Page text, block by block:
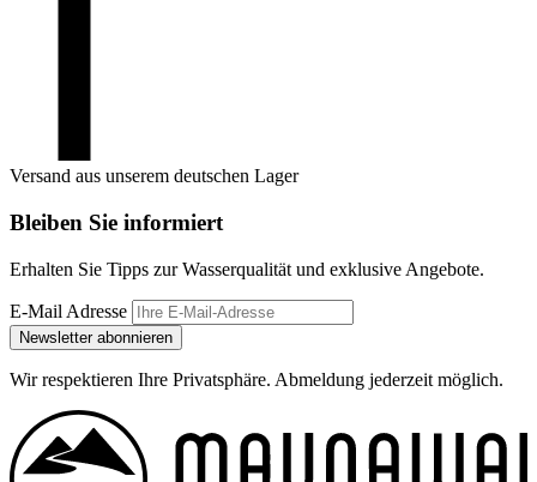
Versand aus unserem deutschen Lager
Bleiben Sie informiert
Erhalten Sie Tipps zur Wasserqualität und exklusive Angebote.
E-Mail Adresse
Newsletter abonnieren
Wir respektieren Ihre Privatsphäre. Abmeldung jederzeit möglich.